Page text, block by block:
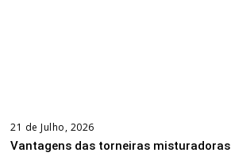
21 de Julho, 2026
Vantagens das torneiras misturadoras